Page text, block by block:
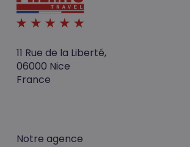
11 Rue de la Liberté,
06000 Nice
France
Notre agence